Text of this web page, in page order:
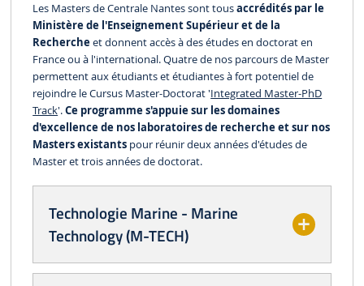
Les Masters de Centrale Nantes sont tousaccrédités par le
Ministère de l'Enseignement Supérieur et de la
Recherche et donnent accès à des études en doctorat en
France ou à l'international. Quatre de nos parcours de Master
permettent aux étudiants et étudiantes à fort potentiel de
rejoindre le Cursus Master-Doctorat 'Integrated Master-PhD
Track'.Ce programme s'appuie sur les domaines
d'excellence de nos laboratoires de recherche et sur nos
Masters existants pour réunir deux années d'études de
Master et trois années de doctorat.
Technologie Marine - Marine
Technology (M-TECH)